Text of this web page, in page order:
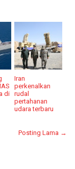
di
Iran
perkenalkan
rudal
pertahanan
udara terbaru
Posting Lama →